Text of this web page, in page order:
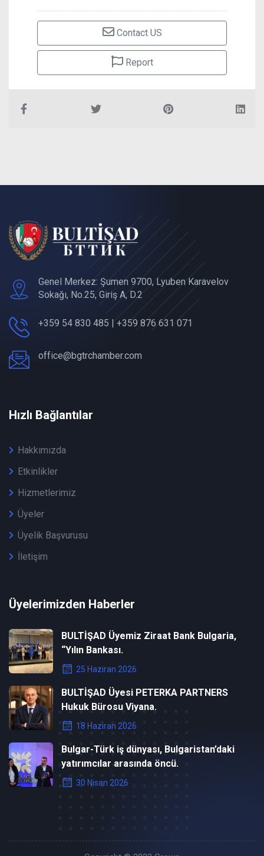
Contact US
Report
Genel Merkez: Şumen 9700, Lyuben Karavelov
Sokağı, No.25, Giriş A, D.2
+359 54 830 485 | +359 876 631 071
office@bgtrchamber.com
Hızlı Bağlantılar
Hakkımızda
Etkinlikler
Hizmetlerimiz
Üyeler
Üyelik Başvurusu
İletişim
Üyelerimizden Haberler
BULTİŞAD Üyemiz Ziraat Bank Bulgaria,
“Yılın Bankası.
25 Haziran 2026
BULTİŞAD Üyesi PETERKA PARTNERS
Hukuk Bürosu Viyana.
18 Haziran 2026
Bulgar-Türk iş dünyası, Bulgaristan’daki
yatırımcılar arasında öncü.
30 Nisan 2026